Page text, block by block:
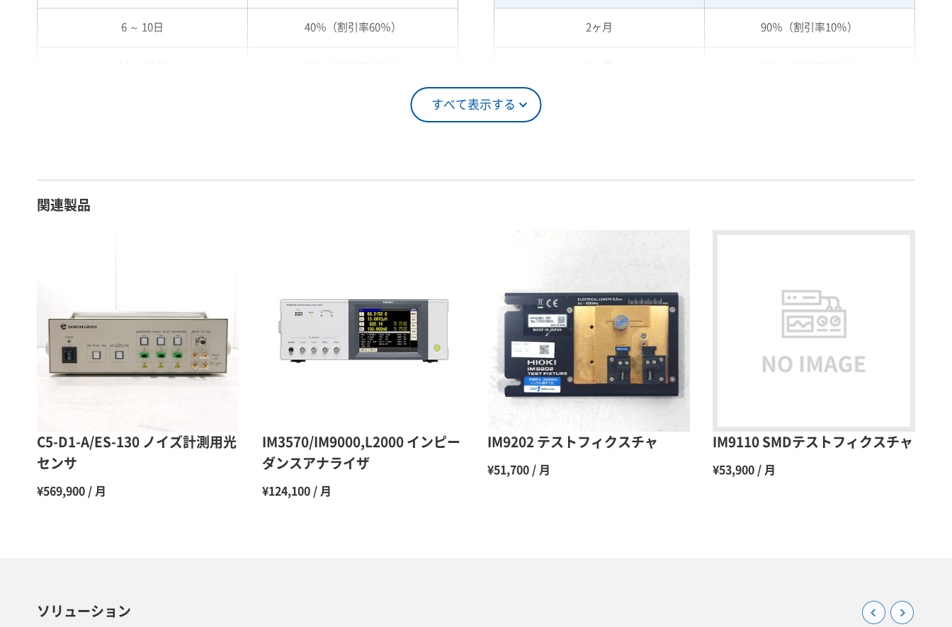
すべて表示する
6 ～ 10日 40％（割引率60％）
26日 ～ 1ヶ月 100％（割引率 0％）
2ヶ月 90％（割引率10％）
6ヶ月 65％（割引率35％）
9ヶ月 50％（割引率50％）
10ヶ月 48％（割引率52％）
11ヶ月
関連製品
C5-D1-A/ES-130 ノイズ計測用光
センサ
¥569,900 / 月
IM3570/IM9000,L2000 インピー
ダンスアナライザ
¥124,100 / 月
IM9202 テストフィクスチャ
¥51,700 / 月
IM9110 SMDテストフィクスチャ
¥53,900 / 月
ソリューション